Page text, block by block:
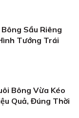
Sầu Riêng
Tướng Trái
Bông Vừa Kéo
Quả, Đúng Thời